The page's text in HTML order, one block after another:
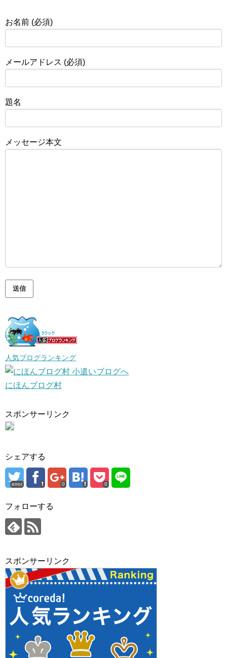
お名前 (必須)
メールアドレス (必須)
題名
メッセージ本文
人気ブログランキング
にほんブログ村
スポンサーリンク
シェアする
error 0 0
フォローする
スポンサーリンク